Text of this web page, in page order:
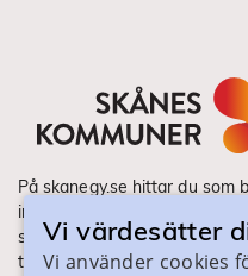
På skanegy.se hittar du som
information om ditt
som finns och hur ansökan
tillhandahålls av Skånes
Vi värdesätter
Vi använder cookies